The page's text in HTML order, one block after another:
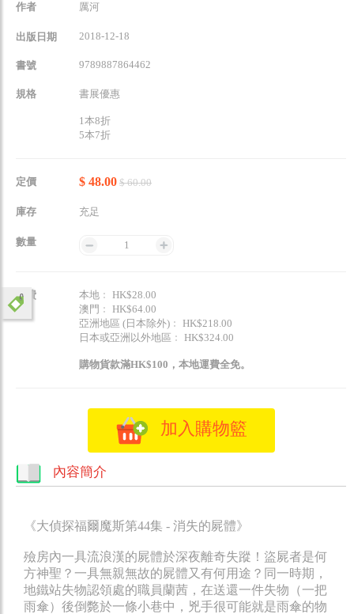
作者 厲河
出版日期 2018-12-18
書號 9789887864462
規格 書展優惠
1本8折
5本7折
定價 $ 48.00 $ 60.00
庫存 充足
數量 1
運費
本地﹕ HK$28.00
澳門﹕ HK$64.00
亞洲地區 (日本除外)﹕ HK$218.00
日本或亞洲以外地區﹕ HK$324.00
購物貨款滿HK$100，本地運費全免。
加入購物籃
內容簡介
《大偵探福爾魔斯第44集 - 消失的屍體》
殮房內一具流浪漢的屍體於深夜離奇失蹤！盜屍者是何
方神聖？一具無親無故的屍體又有何用途？同一時期，
地鐵站失物認領處的職員蘭茜，在送還一件失物（一把
雨傘）後倒斃於一條小巷中，兇手很可能就是雨傘的物